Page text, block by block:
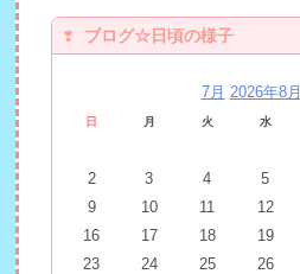
ブログ☆日頃の様子
7月 2026年8月
日 月 火 水
2
3 4 5
9
10 11 12
16
17 18 19
23
24 25 26